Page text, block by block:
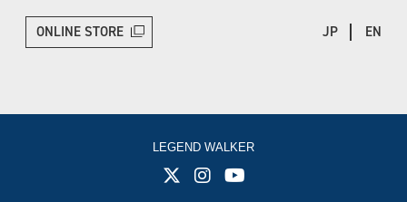
ONLINE STORE JP EN
LEGEND WALKER